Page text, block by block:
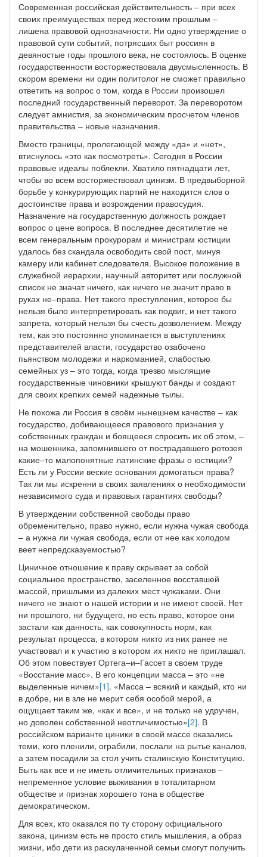
Современная российская действительность – при всех
своих преимуществах перед жестоким прошлым –
лишена правовой однозначности. Ни одно утверждение о
правовой сути событий, потрясших быт россиян в
девяностые годы прошлого века, не состоялось. В оценке
государственности восторжествовала двусмысленность. В
скором времени ни один политолог не сможет правильно
ответить на вопрос о том, когда в России произошел
последний государственный переворот. За переворотом
следует амнистия, за экономическим просчетом членов
правительства – новые назначения.
Вместо границы, пролегающей между «да» и «нет»,
втиснулось «это как посмотреть». Сегодня в России
правовые идеалы поблекли. Хватило пятнадцати лет,
чтобы во всем восторжествовал цинизм. В предвыборной
борьбе у конкурирующих партий не находится слов о
достоинстве права и возрождении правосудия.
Назначение на государственную должность рождает
вопрос о цене вопроса. В последнее десятилетие не
всем генеральным прокурорам и министрам юстиции
удалось без скандала освободить свой пост, минуя
камеру или кабинет следователя. Высокое положение в
служебной иерархии, научный авторитет или послужной
список не значат ничего, как ничего не значит право в
руках не–права. Нет такого преступления, которое бы
нельзя было интерпретировать как подвиг, и нет такого
запрета, который нельзя бы счесть дозволением. Между
тем, как это постоянно упоминается в выступлениях
представителей власти, государство озабочено
пьянством молодежи и наркоманией, слабостью
семейных уз – это тогда, когда трезво мыслящие
государственные чиновники крышуют банды и создают
для своих крепких семей надежные тылы.
Не похожа ли Россия в своём нынешнем качестве – как
государство, добивающееся правового признания у
собственных граждан и боящееся спросить их об этом, –
на мошенника, запомнившего от пострадавшего ротозея
какие–то малопонятные латинские фразы о юстиции?
Есть ли у России веские основания домогаться права?
Так ли мы искренни в своих заявлениях о необходимости
независимого суда и правовых гарантиях свободы?
В утверждении собственной свободы право
обременительно, право нужно, если нужна чужая свобода
– а нужна ли чужая свобода, если от нее как холодом
веет непредсказуемостью?
Циничное отношение к праву скрывает за собой
социальное пространство, заселенное восставшей
массой, пришлыми из далеких мест чужаками. Они
ничего не знают о нашей истории и не имеют своей. Нет
ни прошлого, ни будущего, но есть право, которое они
застали как данность, как совокупность норм, как
результат процесса, в котором никто из них ранее не
участвовал и к участию в котором их никто не приглашал.
Об этом повествует Ортега–и–Гассет в своем труде
«Восстание масс». В его концепции масса – это «не
выделенные ничем»[1]. «Масса – всякий и каждый, кто ни
в добре, ни в зле не мерит себя особой мерой, а
ощущает таким же, «как и все», и не только не удручен,
но доволен собственной неотличимостью»[2]. В
российском варианте циники в своей массе оказались
теми, кого пленили, ограбили, послали на рытье каналов,
а затем посадили за стол учить сталинскую Конституцию.
Быть как все и не иметь отличительных признаков –
непременное условие выживания в тоталитарном
обществе и признак хорошего тона в обществе
демократическом.
Для всех, кто оказался по ту сторону официального
закона, цинизм есть не просто стиль мышления, а образ
жизни, ибо дети из раскулаченной семьи смогут получить